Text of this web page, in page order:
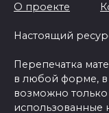
О проекте
Настоящий
Перепечатка
в любой форме,
возможно
использованные